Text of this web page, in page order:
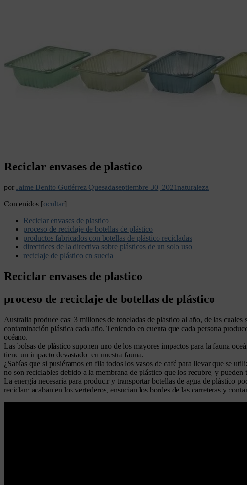
Reciclar envases de plastico
por Jaime Benito Gutiérrez Quesadaseptiembre 30, 2021 naturaleza
Contenidos [ocultar]
Reciclar envases de plastico
proceso de reciclaje de botellas de plástico
productos fabricados con botellas de plástico recicladas
directrices de la directiva sobre plásticos de un solo uso
reciclaje de plástico en suecia
Reciclar envases de plastico
proceso de reciclaje de botellas de plástico
Australia produce casi 3 millones de toneladas de plástico al año, de las
contaminación plástica cada año. Teniendo en cuenta que cada persona
océano.
Las bolsas de plástico suponen uno de los mayores impactos para la fauna
tiene un impacto devastador en nuestra fauna.
¿Sabías que si pusiéramos en fila todos los vasos de café para llevar que se
no son reciclables debido a la membrana de plástico que los recubre, y pueden
La energía necesaria para producir y transportar botellas de agua de plástico
reciclan: acaban en los vertederos, ensucian los bordes de las carreteras y